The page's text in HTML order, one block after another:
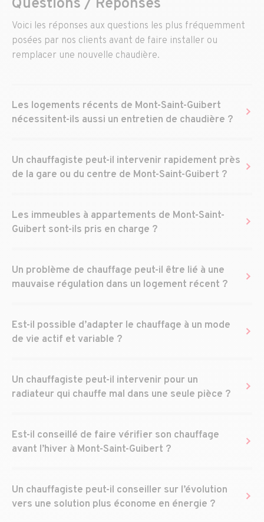
Questions / Réponses
Voici les réponses aux questions les plus fréquemment
posées par nos clients avant de faire installer ou
remplacer une nouvelle chaudière.
Les logements récents de Mont-Saint-Guibert
nécessitent-ils aussi un entretien de chaudière ?
Un chauffagiste peut-il intervenir rapidement près
de la gare ou du centre de Mont-Saint-Guibert ?
Les immeubles à appartements de Mont-Saint-
Guibert sont-ils pris en charge ?
Un problème de chauffage peut-il être lié à une
mauvaise régulation dans un logement récent ?
Est-il possible d’adapter le chauffage à un mode
de vie actif et variable ?
Un chauffagiste peut-il intervenir pour un
radiateur qui chauffe mal dans une seule pièce ?
Est-il conseillé de faire vérifier son chauffage
avant l’hiver à Mont-Saint-Guibert ?
Un chauffagiste peut-il conseiller sur l’évolution
vers une solution plus économe en énergie ?